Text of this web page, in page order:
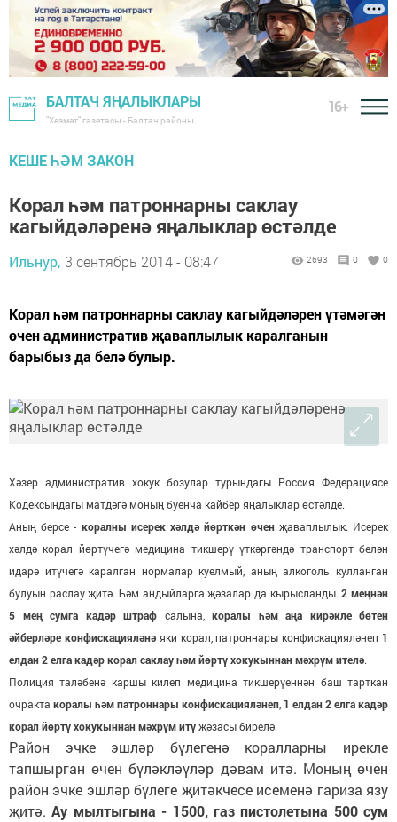
БАЛТАЧ ЯҢАЛЫКЛАРЫ
"Хезмәт" газетасы - Балтач районы
16+
КЕШЕ ҺӘМ ЗАКОН
Корал һәм патроннарны саклау
кагыйдәләренә яңалыклар өстәлде
Ильнур, 3 сентябрь 2014 - 08:47 2693 0 0
Корал һәм патроннарны саклау кагыйдәләрен үтәмәгән
өчен административ җаваплылык каралганын
барыбыз да белә булыр.
Хәзер административ хокук бозулар турындагы Россия Федерациясе
Кодексындагы матдәгә моның буенча кайбер яңалыклар өстәлде.
Аның берсе - коралны исерек хәлдә йөрткән өченҗаваплылык. Исерек
хәлдә корал йөртүчегә медицина тикшерү үткәргәндә транспорт белән
идарә итүчегә каралган нормалар куелмый, аның алкоголь кулланган
булуын раслау җитә. Һәм андыйларга җәзалар да кырысланды.2 меңнән
5 мең сумга кадәр штраф салына, коралы һәм аңа кирәкле бөтен
әйберләре конфискацияләнәяки корал, патроннары конфискацияләнеп 1
елдан 2 елга кадәр корал саклау һәм йөртү хокукыннан мәхрүм ителә.
Полиция таләбенә каршы килеп медицина тикшерүеннән баш тарткан
очракта коралы һәм патроннары конфискацияләнеп, 1 елдан 2 елга кадәр
корал йөртү хокукыннан мәхрүм итүҗәзасы бирелә.
Район эчке эшләр бүлегенә коралларны ирекле
тапшырган өчен бүләкләүләр дәвам итә. Моның өчен
район эчке эшләр бүлеге җитәкчесе исеменә гариза язу
җитә.Ау мылтыгына - 1500, газ пистолетына 500 сум